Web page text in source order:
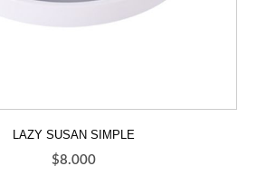
LAZY SUSAN SIMPLE
$8.000